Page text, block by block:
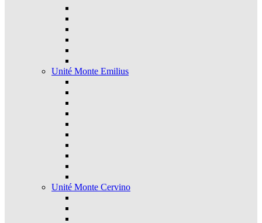
Unité Monte Emilius
Unité Monte Cervino